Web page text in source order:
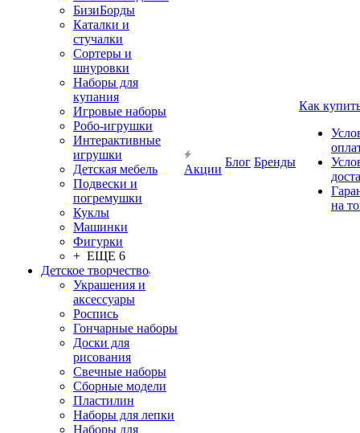
БизиБорды
Каталки и
стучалки
Сортеры и
шнуровки
Наборы для
купания
Игровые наборы
Робо-игрушки
Интерактивные
игрушки
Детская мебель
Подвески и
погремушки
Куклы
Машинки
Фигурки
+ ЕЩЕ 6
Детское творчество
Украшения и
аксессуары
Роспись
Гончарные наборы
Доски для
рисования
Свечные наборы
Сборные модели
Пластилин
Наборы для лепки
Наборы для
Акции
Блог Бренды
Как
на